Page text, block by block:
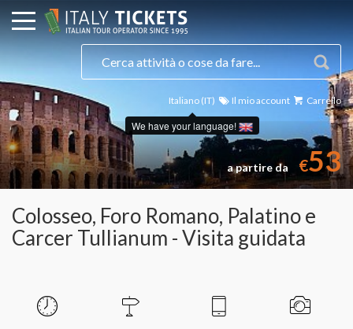
Italiano (IT)
We have your language!
Il mio account Carrello
a partire da €53
Colosseo, Foro Romano, Palatino e
Carcer Tullianum - Visita guidata